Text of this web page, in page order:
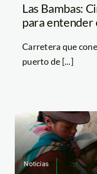
Las Bambas:
para entender
Carretera que
puerto de [...]
Noticias